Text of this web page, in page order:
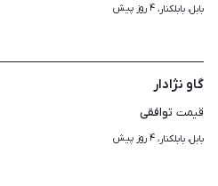
بابل، بابلکنار، ۴ روز پیش
گاو نژادار
قیمت توافقی
بابل، بابلکنار، ۴ روز پیش